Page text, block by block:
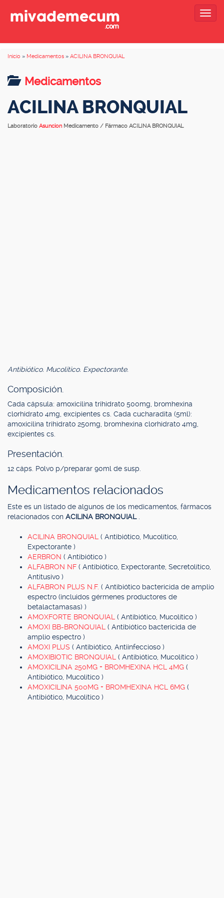
Inicio » Medicamentos » ACILINA BRONQUIAL
Medicamentos
ACILINA BRONQUIAL
Laboratorio Asuncion Medicamento / Fármaco ACILINA BRONQUIAL
Antibiótico. Mucolítico. Expectorante.
Composición.
Cada cápsula: amoxicilina trihidrato 500mg, bromhexina
clorhidrato 4mg, excipientes cs. Cada cucharadita (5ml):
amoxicilina trihidrato 250mg, bromhexina clorhidrato 4mg,
excipientes cs.
Presentación.
12 cáps. Polvo p/preparar 90ml de susp.
Medicamentos relacionados
Este es un listado de algunos de los medicamentos, fármacos
relacionados con ACILINA BRONQUIAL
ACILINA BRONQUIAL ( Antibiótico, Mucolítico,
Expectorante )
AERBRON ( Antibiótico )
ALFABRON NF ( Antibiótico, Expectorante, Secretolítico,
Antitusivo )
ALFABRON PLUS N.F. ( Antibiótico bactericida de amplio
espectro (incluidos gérmenes productores de
betalactamasas) )
AMOXFORTE BRONQUIAL ( Antibiótico, Mucolítico )
AMOXI BB-BRONQUIAL ( Antibiótico bactericida de
amplio espectro )
AMOXI PLUS ( Antibiótico, Antiinfeccioso )
AMOXIBIOTIC BRONQUIAL ( Antibiótico, Mucolítico )
AMOXICILINA 250MG + BROMHEXINA HCL 4MG (
Antibiótico, Mucolítico )
AMOXICILINA 500MG + BROMHEXINA HCL 6MG (
Antibiótico, Mucolítico )